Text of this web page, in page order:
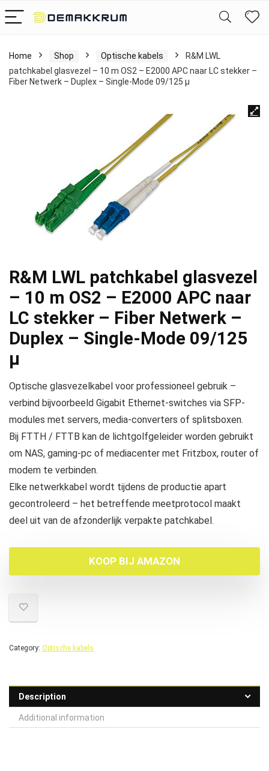
Home Shop Optische kabels
R&M LWL
patchkabel glasvezel – 10 m OS2 – E2000 APC naar LC stekker –
Fiber Netwerk – Duplex – Single-Mode 09/125 µ
R&M LWL patchkabel glasvezel
– 10 m OS2 – E2000 APC naar
LC stekker – Fiber Netwerk –
Duplex – Single-Mode 09/125
µ
Optische glasvezelkabel voor professioneel gebruik –
verbind bijvoorbeeld Gigabit Ethernet-switches via SFP-
modules met servers, media-converters of splitsboxen.
Bij FTTH / FTTB kan de lichtgolfgeleider worden gebruikt
om NAS, gaming-pc of mediacenter met Fritzbox, router of
modem te verbinden.
Elke netwerkkabel wordt tijdens de productie apart
gecontroleerd – het betreffende meetprotocol maakt
deel uit van de afzonderlijk verpakte patchkabel.
KOOP BIJ AMAZON
Category: Optische kabels
Description
Additional information